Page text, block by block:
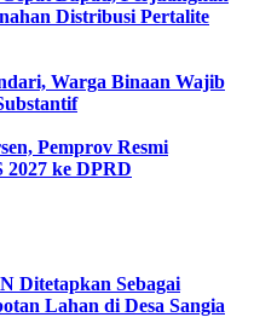
Distribusi Pertalite
Warga Binaan Wajib
Pemprov Resmi
2027 ke DPRD
Ditetapkan Sebagai
Lahan di Desa Sangia